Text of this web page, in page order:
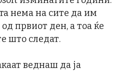
нема на сите да им
првиот ден, а тоа ќе
што следат.
веднаш да ја